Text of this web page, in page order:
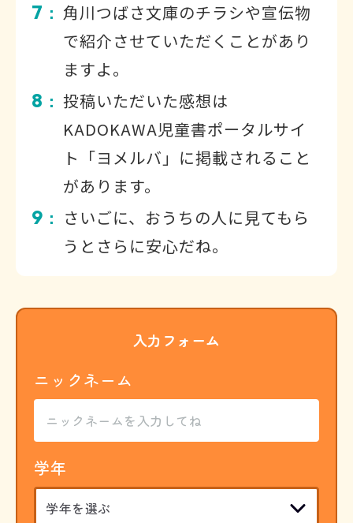
7 ： 角川つばさ文庫のチラシや宣伝物
で紹介させていただくことがあり
ますよ。
8 ： 投稿いただいた感想は
KADOKAWA児童書ポータルサイ
ト「ヨメルバ」に掲載されること
があります。
9 ：
さいごに、おうちの人に見てもら
うとさらに安心だね。
入力フォーム
ニックネーム
学年